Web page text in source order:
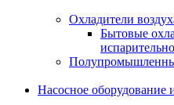
Охладители
Бытовые
Насосное оборудование